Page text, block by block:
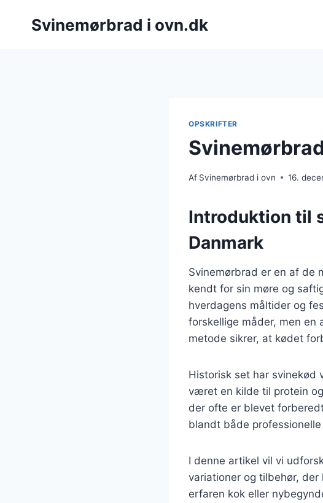
Svinemørbrad i ovn.dk
OPSKRIFTER
Af Svinemørbrad i ovn 16.
Introduktion til
Danmark
Svinemørbrad er en af de
kendt for sin møre og
hverdagens måltider og
forskellige måder, men en
metode sikrer, at kødet
Historisk set har svinekød
været en kilde til protein
der ofte er blevet
blandt både
I denne artikel vil vi
variationer og tilbehør,
erfaren kok eller